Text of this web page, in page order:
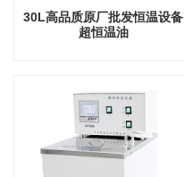
30L高品质原厂批发恒温设备
超恒温油